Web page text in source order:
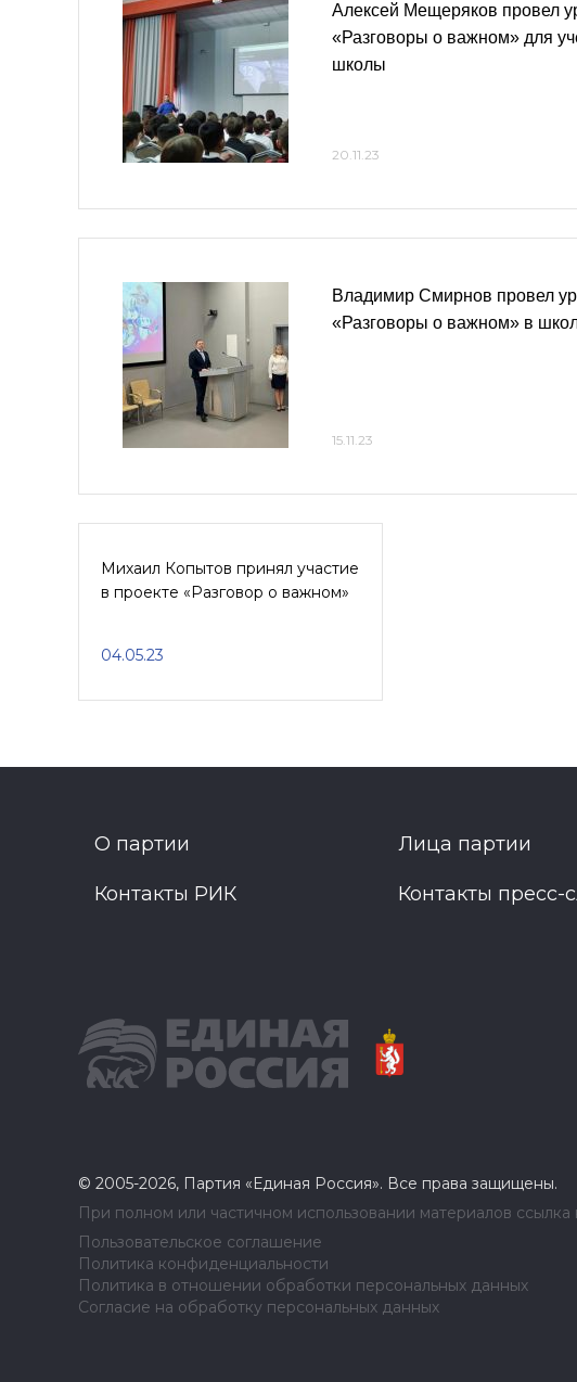
Алексей Мещеряков провел
«Разговоры о важном» для
школы
20.11.23
Владимир Смирнов провел
«Разговоры о важном» в
15.11.23
Михаил Копытов принял участие
в проекте «Разговор о важном»
04.05.23
О партии Лица партии
Контакты РИК Контакты пресс-
© 2005-2026, Партия «Единая Россия». Все права защищены.
При полном или частичном использовании материалов ссылка
Пользовательское соглашение
Политика конфиденциальности
Политика в отношении обработки персональных данных
Согласие на обработку персональных данных